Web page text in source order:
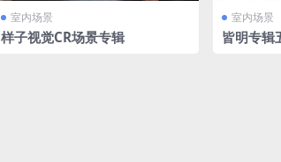
室内场景
样子视觉CR场景专辑
室内场景
皆明专辑